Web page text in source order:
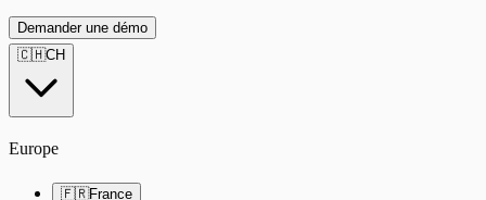
Demander une démo
🇨🇭CH
Europe
🇫🇷France